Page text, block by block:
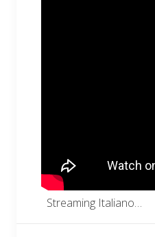
Streaming Italiano…